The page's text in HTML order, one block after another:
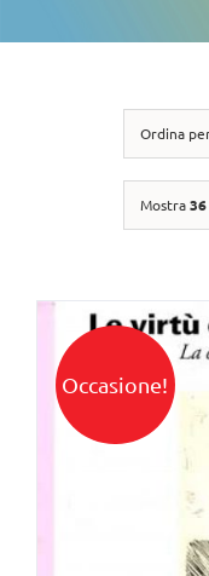
Ordina
Mostra
Occasione!